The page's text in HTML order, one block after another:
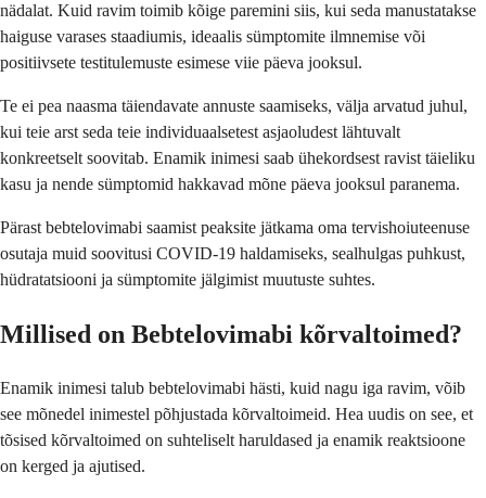
nädalat. Kuid ravim toimib kõige paremini siis, kui seda manustatakse
haiguse varases staadiumis, ideaalis sümptomite ilmnemise või
positiivsete testitulemuste esimese viie päeva jooksul.
Te ei pea naasma täiendavate annuste saamiseks, välja arvatud juhul,
kui teie arst seda teie individuaalsetest asjaoludest lähtuvalt
konkreetselt soovitab. Enamik inimesi saab ühekordsest ravist täieliku
kasu ja nende sümptomid hakkavad mõne päeva jooksul paranema.
Pärast bebtelovimabi saamist peaksite jätkama oma tervishoiuteenuse
osutaja muid soovitusi COVID-19 haldamiseks, sealhulgas puhkust,
hüdratatsiooni ja sümptomite jälgimist muutuste suhtes.
Millised on Bebtelovimabi kõrvaltoimed?
Enamik inimesi talub bebtelovimabi hästi, kuid nagu iga ravim, võib
see mõnedel inimestel põhjustada kõrvaltoimeid. Hea uudis on see, et
tõsised kõrvaltoimed on suhteliselt haruldased ja enamik reaktsioone
on kerged ja ajutised.